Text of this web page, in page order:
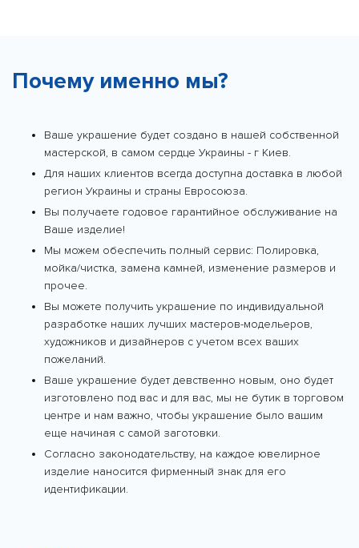
Почему именно мы?
Ваше украшение будет создано в нашей собственной
мастерской, в самом сердце Украины - г Киев.
Для наших клиентов всегда доступна доставка в любой
регион Украины и страны Евросоюза.
Вы получаете годовое гарантийное обслуживание на
Ваше изделие!
Мы можем обеспечить полный сервис: Полировка,
мойка/чистка, замена камней, изменение размеров и
прочее.
Вы можете получить украшение по индивидуальной
разработке наших лучших мастеров-модельеров,
художников и дизайнеров с учетом всех ваших
пожеланий.
Ваше украшение будет девственно новым, оно будет
изготовлено под вас и для вас, мы не бутик в торговом
центре и нам важно, чтобы украшение было вашим
еще начиная с самой заготовки.
Согласно законодательству, на каждое ювелирное
изделие наносится фирменный знак для его
идентификации.